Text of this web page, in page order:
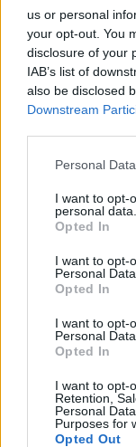
us or personal
your opt-out. You
disclosure of your
IAB’s list of
also be disclosed
Downstream
Personal
I want to opt-
personal data.
Opted In
I want to opt-
Personal Data.
Opted In
I want to opt-
Personal
Opted In
I want to opt-
Retention,
Personal
Purposes for
Opted Out
Deseu el meu
aquest navegador
Captcha7 * 2 = ?
enter
CAPTCHA